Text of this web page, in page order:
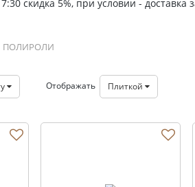
скидка 5%, при условии - доставка
ПОЛИРОЛИ
Отображать Плиткой